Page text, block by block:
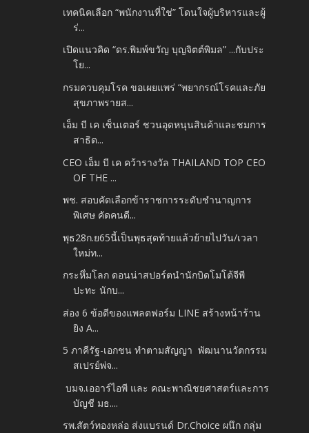
เทคนิคเลือก “พนักงานที่ใช่” โดนใจผู้บริหารและผู้
ร่...
เปิดแนวคิด “ดร.พิมพ์ขวัญ บุญจิตต์พิมล” ...กับประ
โย...
กรมควบคุมโรค ขอเผยแพร่ “พยากรณ์โรคและภัย
สุขภาพรายส...
เอ็ม บี เค เซ็นเตอร์ ชวนอุดหนุนสินค้าและชมการ
สาธิต...
CEO เอ็ม บี เค คว้ารางวัล THAILAND TOP CEO
OF THE ...
พช. สอบคัดเลือกข้าราชการระดับชำนาญการ
พิเศษ คัดคนดี...
พุธ28ก.ย65นี้เป็นพุธสุดท้ายแล้วย้ายไปวัน/เวลา
ใหม่ท...
กระหึ่มโลก ดอนน่าสปอร์ตนำนักบิดโมโต้จีพี
ปะทะ นักบ...
ส่อง 6 ข้อดีของแพลตฟอร์ม LINE สร้างหน้าร้าน
ยิง A...
5 ภาคีรัฐ-เอกชน ทำตามสัญญา พัฒนานวัตกรรม
สเปรย์พ่จ...
บมจ.เออาร์ไอพี และ คณะพาณิชยศาสตร์และการ
บัญชี มธ....
รพ.สัตว์ทองหล่อ ส่งแบรนด์ Dr.Choice ผนึก กลุ่ม